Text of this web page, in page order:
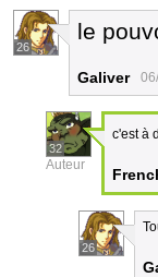
26
le
Galiver
32
Auteur
c'est à
26